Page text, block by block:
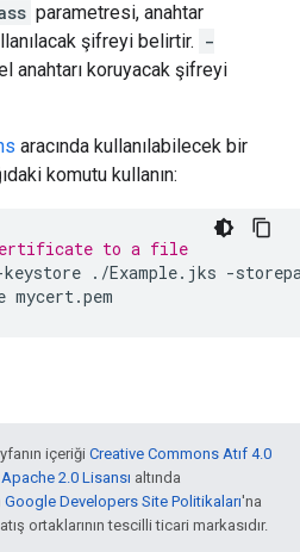
parametresi, anahtar
şifreyi belirtir. -
anahtarı koruyacak şifreyi
aracında kullanılabilecek bir
komutu kullanın:
to a file
keystore ./Example. jks -
mycert.pem
içeriği Creative Commons Atıf 4.0
Apache 2.0 Lisansı altında
Google Developers Site Politikaları'na
ortaklarının tescilli ticari markasıdır.